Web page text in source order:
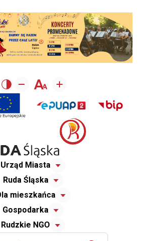
Urząd Miasta
Ruda Śląska
mieszkańca
Gospodarka
Rudzkie NGO